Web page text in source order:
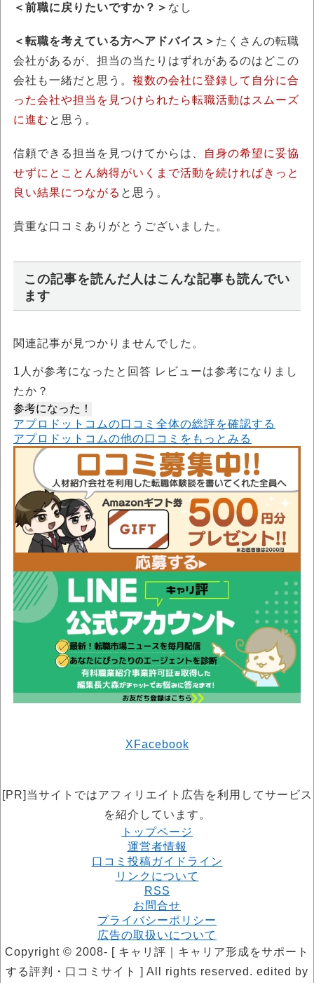
＜前職に戻りたいですか？＞ なし
＜転職を考えている方へアドバイス＞ たくさんの転職
会社があるが、担当の当たりはずれがあるのはどこの
会社も一緒だと思う。 複数の会社に登録して自分に合
った会社や担当を見つけられたら転職活動はスムーズ
に進む と思う。
信頼できる担当を見つけてからは、
自身の希望に妥協
せずにとことん納得がいくまで活動を続ければきっと
良い結果につながる と思う。
貴重な口コミありがとうございました。
この記事を読んだ人はこんな記事も読んでい
ます
関連記事が見つかりませんでした。
1 人が参考になったと回答 レビューは参考になりまし
たか？
参考になった！
アプロドットコムの口コミ全体の総評を確認する
アプロドットコムの他の口コミをもっとみる
X Facebook
[PR]当サイトではアフィリエイト広告を利用してサービス
を紹介しています。
トップページ
運営者情報
口コミ投稿ガイドライン
リンクについて
RSS
お問合せ
プライバシーポリシー
広告の取扱いについて
Copyright © 2008- [ キャリ評｜キャリア形成をサポート
する評判・口コミサイト ] All rights reserved. edited by